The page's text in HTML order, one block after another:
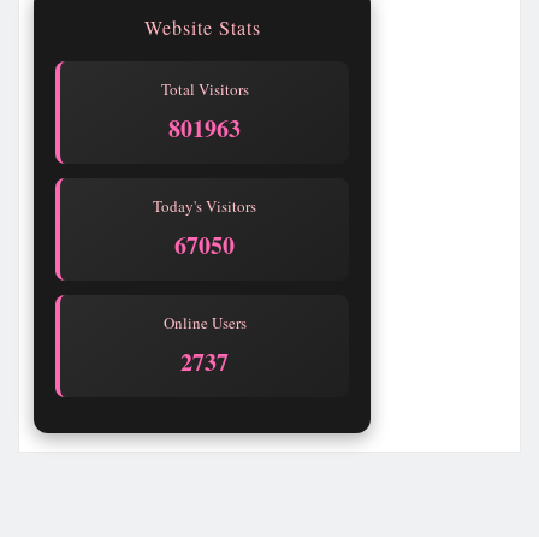
Website Stats
Total Visitors
801963
Today's Visitors
67050
Online Users
2737